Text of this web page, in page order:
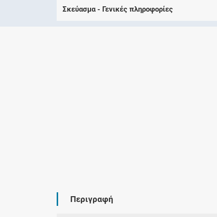
Σκεύασμα - Γενικές πληροφορίες
Περιγραφή